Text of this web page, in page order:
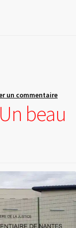
un commentaire
beau